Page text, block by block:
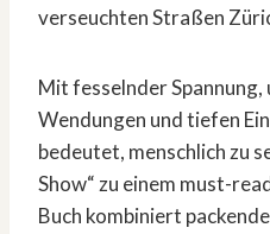
verseuchten Straßen
Mit fesselnder
Wendungen und tiefen
bedeutet, menschlich zu
Show“ zu einem must-
Buch kombiniert